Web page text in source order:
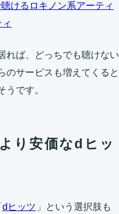
けるロキノン系アーティ
れば、どっちでも聴けない
のサービスも増えてくると
うです。
り安価なdヒッ
dヒッツ 」という選択肢も